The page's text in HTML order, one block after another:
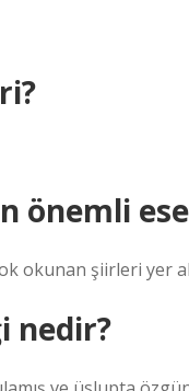
önemli
okunan şiirleri yer
nedir?